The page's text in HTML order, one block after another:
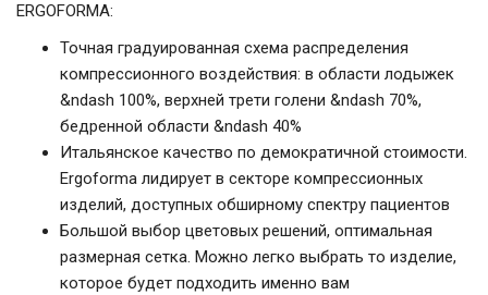
ERGOFORMA:
Точная градуированная схема распределения
компрессионного воздействия: в области лодыжек
&ndash 100%, верхней трети голени &ndash 70%,
бедренной области &ndash 40%
Итальянское качество по демократичной стоимости.
Ergoforma лидирует в секторе компрессионных
изделий, доступных обширному спектру пациентов
Большой выбор цветовых решений, оптимальная
размерная сетка. Можно легко выбрать то изделие,
которое будет подходить именно вам